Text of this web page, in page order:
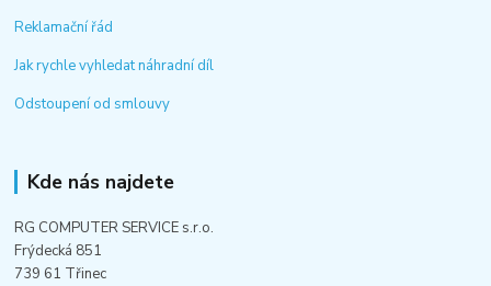
Reklamační řád
Jak rychle vyhledat náhradní díl
Odstoupení od smlouvy
Kde nás najdete
RG COMPUTER SERVICE s.r.o.
Frýdecká 851
739 61 Třinec